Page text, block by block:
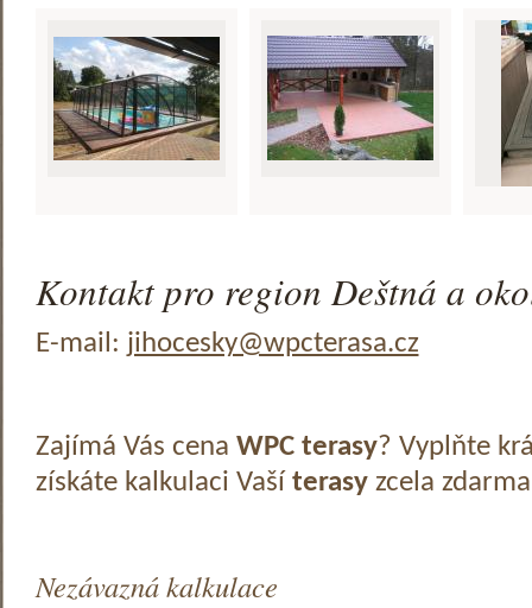
Kontakt pro region Deštná a
E-mail: jihocesky@wpcterasa.cz
Zajímá Vás cena WPC terasy? Vyplňte
získáte kalkulaci Vaší terasyzcela
Nezávazná kalkulace